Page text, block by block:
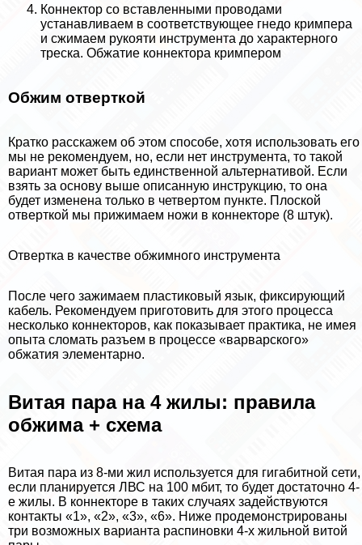
Коннектор со вставленными проводами
устанавливаем в соответствующее гнедо кримпера
и сжимаем рукояти инструмента до хаpaктерного
треска. Обжатие коннектора кримпером
Обжим отверткой
Кратко расскажем об этом способе, хотя использовать его
мы не рекомендуем, но, если нет инструмента, то такой
вариант может быть единственной альтернативой. Если
взять за основу выше описанную инструкцию, то она
будет изменена только в четвертом пункте. Плоской
отверткой мы прижимаем ножи в коннекторе (8 штук).
Отвертка в качестве обжимного инструмента
После чего зажимаем пластиковый язык, фиксирующий
кабель. Рекомендуем приготовить для этого процесса
несколько коннекторов, как показывает пpaктика, не имея
опыта сломать разъем в процессе «варварского»
обжатия элементарно.
Витая пара на 4 жилы: правила
обжима + схема
Витая пара из 8-ми жил используется для гигабитной сети,
если планируется ЛВС на 100 мбит, то будет достаточно 4-
е жилы. В коннекторе в таких случаях задействуются
контакты «1», «2», «3», «6». Ниже продемонстрированы
три возможных варианта распиновки 4-х жильной витой